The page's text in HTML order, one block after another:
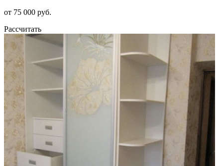
от 75 000 руб.
Рассчитать